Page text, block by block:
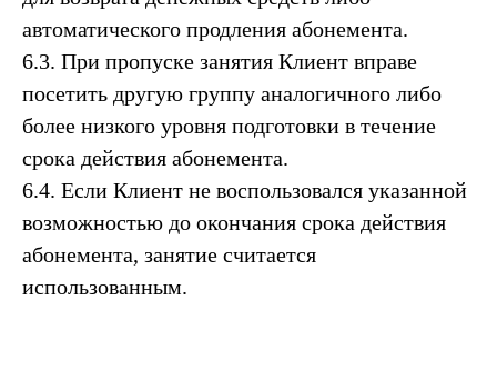
автоматического продления абонемента.
6.3. При пропуске занятия Клиент вправе
посетить другую группу аналогичного либо
более низкого уровня подготовки в течение
срока действия абонемента.
6.4. Если Клиент не воспользовался указанной
возможностью до окончания срока действия
абонемента, занятие считается
использованным.